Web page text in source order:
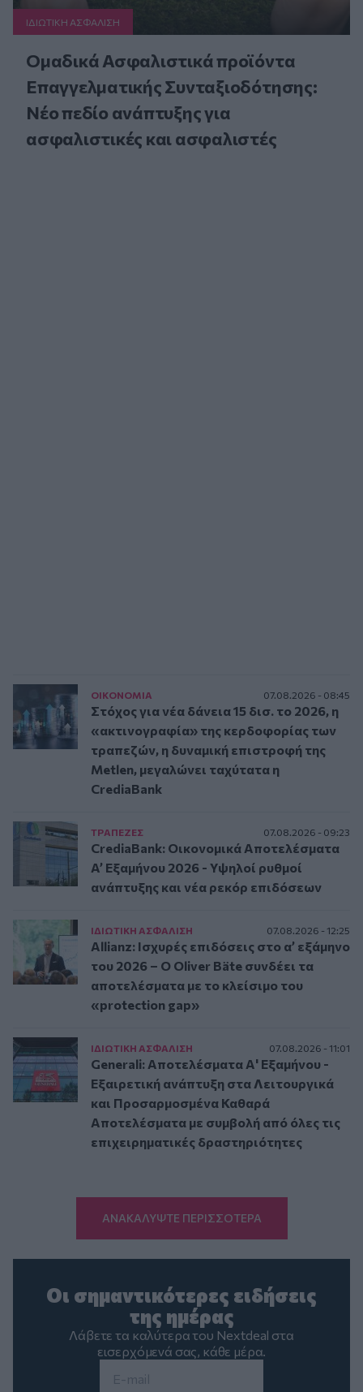
ΙΔΙΩΤΙΚΗ ΑΣΦAΛΙΣΗ
Ομαδικά Ασφαλιστικά προϊόντα
Επαγγελματικής Συνταξιοδότησης:
Νέο πεδίο ανάπτυξης για
ασφαλιστικές και ασφαλιστές
ΟΙΚΟΝΟΜΙΑ 07.08.2026 - 08:45
Στόχος για νέα δάνεια 15 δισ. το 2026, η
«ακτινογραφία» της κερδοφορίας των
τραπεζών, η δυναμική επιστροφή της
Metlen, μεγαλώνει ταχύτατα η
CrediaBank
ΤΡAΠΕΖΕΣ 07.08.2026 - 09:23
CrediaBank: Οικονομικά Αποτελέσματα
A’ Εξαμήνου 2026 - Υψηλοί ρυθμοί
ανάπτυξης και νέα ρεκόρ επιδόσεων
ΙΔΙΩΤΙΚΗ ΑΣΦAΛΙΣΗ 07.08.2026 - 12:25
Allianz: Ισχυρές επιδόσεις στο α’ εξάμηνο
του 2026 – Ο Oliver Bäte συνδέει τα
αποτελέσματα με το κλείσιμο του
«protection gap»
ΙΔΙΩΤΙΚΗ ΑΣΦAΛΙΣΗ 07.08.2026 - 11:01
Generali: Αποτελέσματα Α' Εξαμήνου -
Εξαιρετική ανάπτυξη στα Λειτουργικά
και Προσαρμοσμένα Καθαρά
Αποτελέσματα με συμβολή από όλες τις
επιχειρηματικές δραστηριότητες
ΑΝΑΚΑΛΥΨΤΕ ΠΕΡΙΣΣΟΤΕΡΑ
Οι σημαντικότερες ειδήσεις
της ημέρας
Λάβετε τα καλύτερα του Nextdeal στα
εισερχόμενά σας, κάθε μέρα.